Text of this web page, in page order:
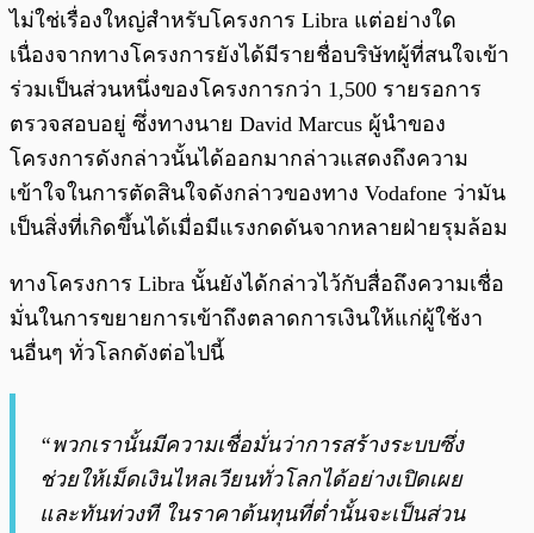
ไม่ใช่เรื่องใหญ่สำหรับโครงการ Libra แต่อย่างใด
เนื่องจากทางโครงการยังได้มีรายชื่อบริษัทผู้ที่สนใจเข้า
ร่วมเป็นส่วนหนึ่งของโครงการกว่า 1,500 รายรอการ
ตรวจสอบอยู่ ซึ่งทางนาย David Marcus ผู้นำของ
โครงการดังกล่าวนั้นได้ออกมากล่าวแสดงถึงความ
เข้าใจในการตัดสินใจดังกล่าวของทาง Vodafone ว่ามัน
เป็นสิ่งที่เกิดขึ้นได้เมื่อมีแรงกดดันจากหลายฝ่ายรุมล้อม
ทางโครงการ Libra นั้นยังได้กล่าวไว้กับสื่อถึงความเชื่อ
มั่นในการขยายการเข้าถึงตลาดการเงินให้แก่ผู้ใช้งา
นอื่นๆ ทั่วโลกดังต่อไปนี้
“พวกเรานั้นมีความเชื่อมั่นว่าการสร้างระบบซึ่ง
ช่วยให้เม็ดเงินไหลเวียนทั่วโลกได้อย่างเปิดเผย
และทันท่วงที ในราคาต้นทุนที่ต่ำนั้นจะเป็นส่วน